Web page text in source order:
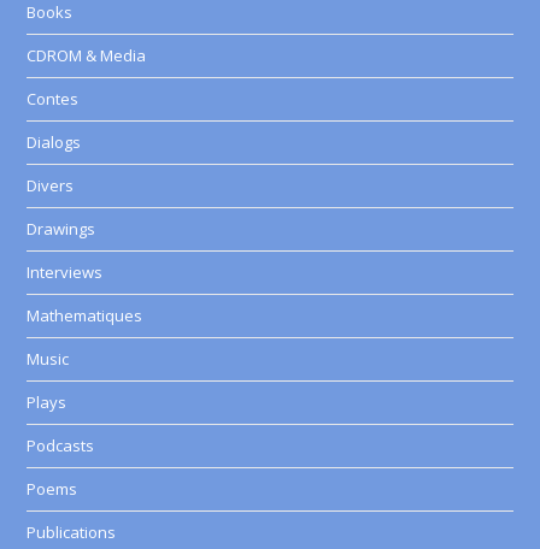
Books
CDROM & Media
Contes
Dialogs
Divers
Drawings
Interviews
Mathematiques
Music
Plays
Podcasts
Poems
Publications